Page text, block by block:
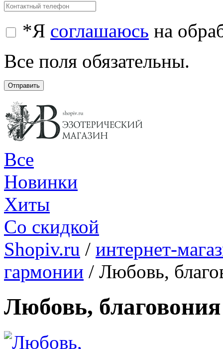
*Я соглашаюсь на
Все поля обязательны.
Отправить
Все
Новинки
Хиты
Со скидкой
Shopiv.ru / интернет-
гармонии / Любовь,
Любовь,